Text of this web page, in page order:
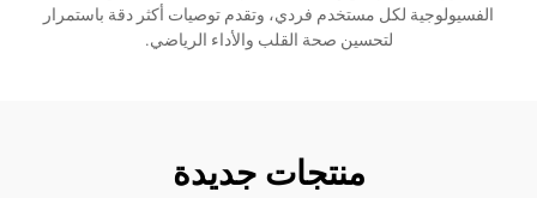
الفسيولوجية لكل مستخدم فردي، وتقدم توصيات أكثر دقة باستمرار
لتحسين صحة القلب والأداء الرياضي.
منتجات جديدة